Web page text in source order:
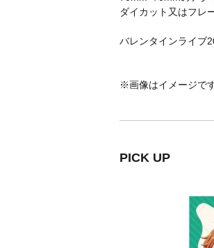
ダイカット又はフレ
バレンタインライブ
※画像はイメージで
PICK UP